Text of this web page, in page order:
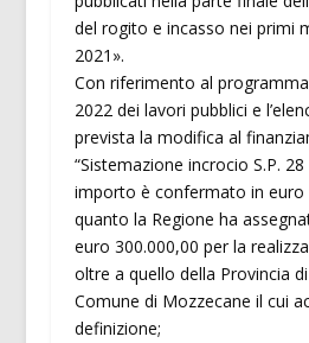
del rogito e incasso nei primi
2021».
Con riferimento al
2022 dei lavori pubblici e
prevista la modifica al
“Sistemazione incrocio S.P. 28
importo è confermato in euro
quanto la Regione ha
euro 300.000,00 per la
oltre a quello della Provincia
Comune di Mozzecane il cui
definizione;